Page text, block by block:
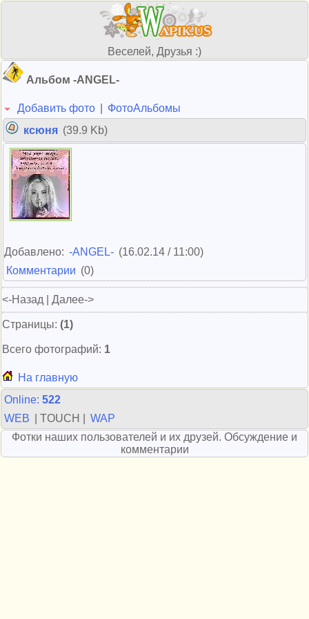
Веселей, Друзья :)
Альбом -ANGEL-
Добавить фото
ФотоАльбомы
ксюня (39.9 Kb)
Добавлено: -ANGEL- (16.02.14 / 11:00)
Комментарии (0)
<-Назад | Далее->
Страницы: (1)
Всего фотографий: 1
На главную
Online: 522
WEB
| TOUCH |
WAP
Фотки наших пользователей и их друзей. Обсуждение и
комментарии